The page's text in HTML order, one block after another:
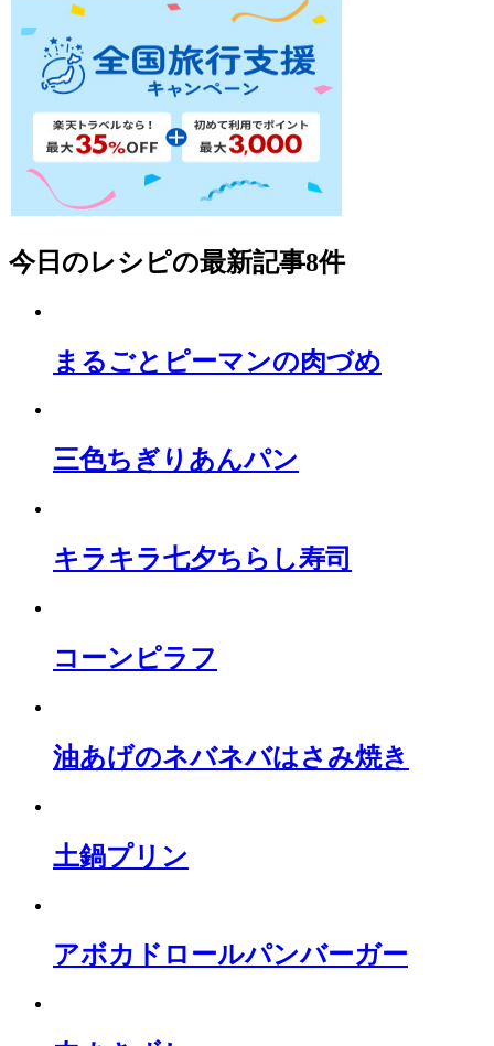
今日のレシピの最新記事8件
まるごとピーマンの肉づめ
三色ちぎりあんパン
キラキラ七夕ちらし寿司
コーンピラフ
油あげのネバネバはさみ焼き
土鍋プリン
アボカドロールパンバーガー